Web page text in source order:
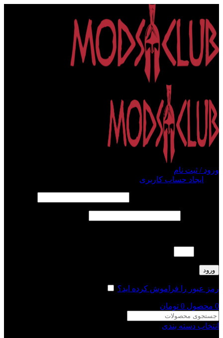
ورود / ثبت نام
ایجاد حساب کاربری
ورود
رمز عبور را فراموش کرده اید؟
0 محصول 0 تومان
انتخاب دسته بندی